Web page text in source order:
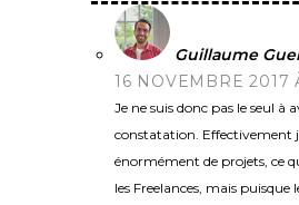
Guillaume
16 NOVEMBRE 2017
Je ne suis donc pas le seul à
constatation. Effectivement
énormément de projets, ce
les Freelances, mais puisque